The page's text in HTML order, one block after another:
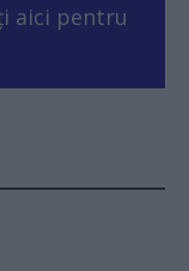
aici pentru